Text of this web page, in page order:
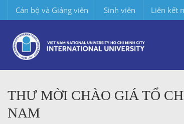
Cán bộ và Giảng viên Sinh viên Liên kết
THƯ MỜI CHÀO GIÁ TỔ
NAM